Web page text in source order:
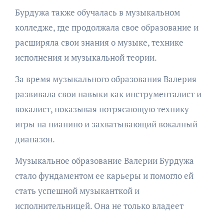
Бурдужа также обучалась в музыкальном
колледже, где продолжала свое образование и
расширяла свои знания о музыке, технике
исполнения и музыкальной теории.
За время музыкального образования Валерия
развивала свои навыки как инструменталист и
вокалист, показывая потрясающую технику
игры на пианино и захватывающий вокалный
диапазон.
Музыкальное образование Валерии Бурдужа
стало фундаментом ее карьеры и помогло ей
стать успешной музыканткой и
исполнительницей. Она не только владеет